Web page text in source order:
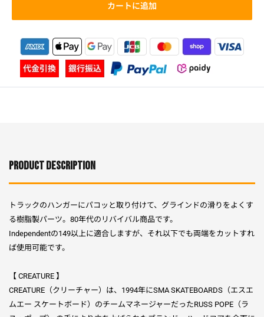
カートに追加
PRODUCT DESCRIPTION
トラックのハンガーにパコッと取り付けて、グラインドの滑りをよくす
る樹脂製パーツ。80年代のリバイバル商品です。
Independentの149以上に適合しますが、それ以下でも両端をカットすれ
ば使用可能です。
【 CREATURE 】
CREATURE（クリーチャー）は、1994年にSMA SKATEBOARDS（エスエ
ムエー スケートボード）のチームマネージャーだったRUSS POPE（ラ